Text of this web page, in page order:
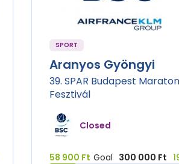
SPORT
Aranyos Gyöngyi
39. SPAR Budapest
Fesztivál
Closed
58 900 Ft Goal 300 000 Ft